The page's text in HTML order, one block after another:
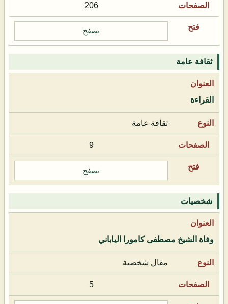
206
تصفح
ثقافة عامة
القراءة
ثقافة عامة
9
تصفح
شخصيات
وفاة الشيخ مصطفى كامورا الياباني
مقال شخصية
5